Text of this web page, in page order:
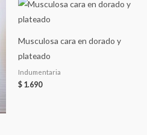
Musculosa cara en dorado y
plateado
Indumentaria
$ 1.690